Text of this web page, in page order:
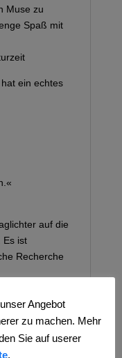
Muse zu
Spaß mit
ein echtes
auf die
Es ist
Recherche
der
Angebot
zu machen. Mehr
Sie auf userer
.